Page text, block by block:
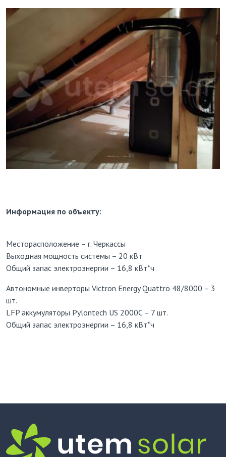
Информация по объекту:
Месторасположение – г. Черкассы
Выходная мощность системы – 20 кВт
Общий запас электроэнергии – 16,8 кВт*ч
Автономные инверторы Victron Energy Quattro 48/8000 – 3
шт.
LFP аккумуляторы Pylontech US 2000C – 7 шт.
Общий запас электроэнергии – 16,8 кВт*ч